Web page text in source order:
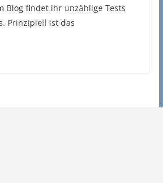
Blog findet ihr unzählige Tests
Prinzipiell ist das